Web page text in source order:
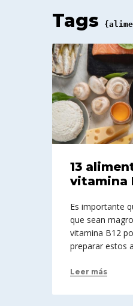
Tags
13
vitamina
Es importante
que sean
vitamina B12
preparar estos
Leer más